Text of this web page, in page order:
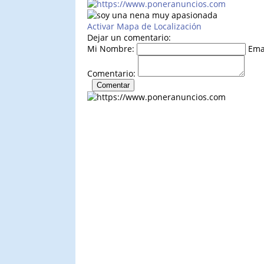
Activar Mapa de Localización
Dejar un comentario:
Mi Nombre:
Comentario: